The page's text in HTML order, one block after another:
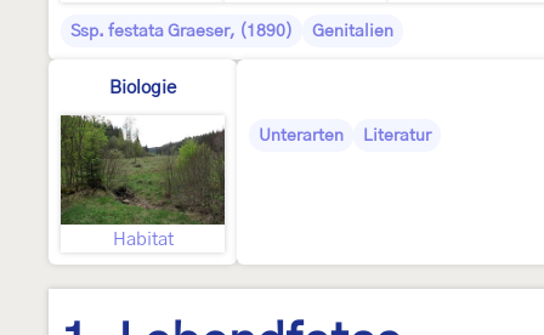
Ssp. festata Graeser, (1890) Genitalien
Biologie
Habitat
Unterarten Literatur